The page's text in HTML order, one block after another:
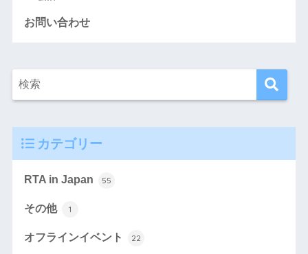
お問い合わせ
カテゴリー
RTA in Japan 55
その他 1
オフラインイベント 22